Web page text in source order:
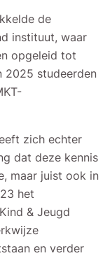
de
instituut, waar
opgeleid tot
2025 studeerden
zich echter
dat deze kennis
maar juist ook in
het
& Jeugd
en verder